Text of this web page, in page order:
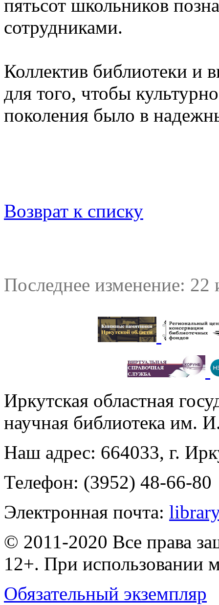
пятьсот школьников
сотрудниками.
Коллектив библиотеки и
для того, чтобы
поколения было в
Возврат к списку
Последнее изменение:
Иркутская областная
научная библиотека им.
Наш адрес: 664033, г.
Телефон: (3952) 48-66-80
Электронная почта:
© 2011-2020 Все права
12+. При использовании
Обязательный экземпляр